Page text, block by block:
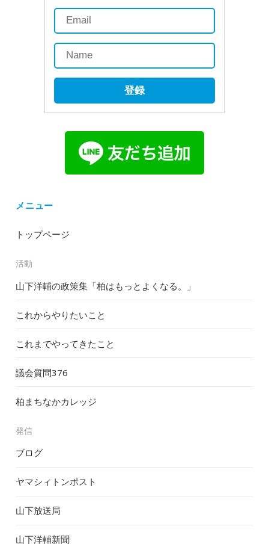
登録
メニュー
トップページ
活動
山下洋輔の政策集「柏はもっとよくなる。」
これからやりたいこと
これまでやってきたこと
議会質問376
柏まちなかカレッジ
発信
ブログ
ヤマシィトンポスト
山下放送局
山下洋輔新聞